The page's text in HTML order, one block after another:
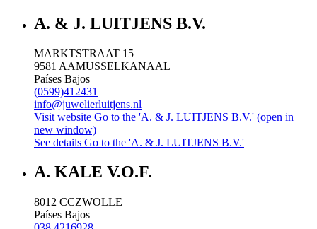
A. & J. LUITJENS B.V.
MARKTSTRAAT 15
9581 AAMUSSELKANAAL
Países Bajos
(0599)412431
info@juwelierluitjens.nl
Visit website Go to the 'A. & J. LUITJENS B.V.' (open in
new window)
See details Go to the 'A. & J. LUITJENS B.V.'
A. KALE V.O.F.
8012 CCZWOLLE
Países Bajos